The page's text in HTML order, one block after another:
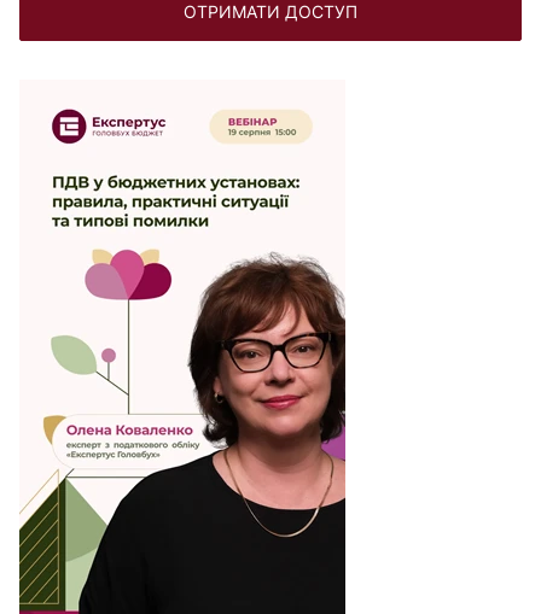
ОТРИМАТИ ДОСТУП